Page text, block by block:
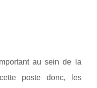
au sein de la
poste donc, les